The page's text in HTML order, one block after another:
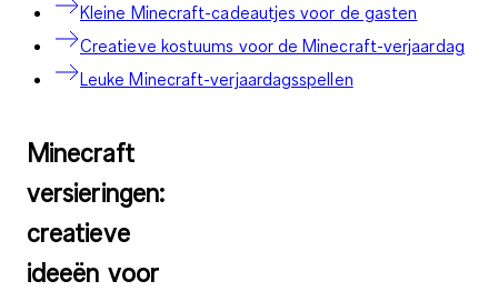
Kleine Minecraft-cadeautjes voor de gasten
Creatieve kostuums voor de Minecraft-verjaardag
Leuke Minecraft-verjaardagsspellen
Minecraft
versieringen:
creatieve
ideeën voor